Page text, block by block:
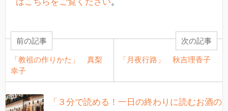
前の記事
「教祖の作りかた」 真梨
幸子
次の記事
「月夜行路」 秋吉理香子
「３分で読める！一日の終わりに読むお酒の